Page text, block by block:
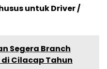
untuk Driver /
Segera Branch
Cilacap Tahun